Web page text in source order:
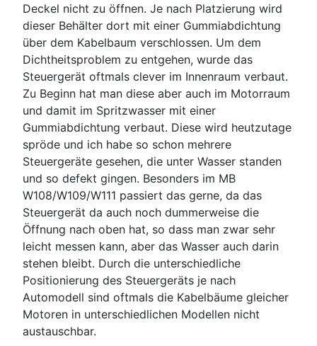
Deckel nicht zu öffnen. Je nach Platzierung wird
dieser Behälter dort mit einer Gummiabdichtung
über dem Kabelbaum verschlossen. Um dem
Dichtheitsproblem zu entgehen, wurde das
Steuergerät oftmals clever im Innenraum verbaut.
Zu Beginn hat man diese aber auch im Motorraum
und damit im Spritzwasser mit einer
Gummiabdichtung verbaut. Diese wird heutzutage
spröde und ich habe so schon mehrere
Steuergeräte gesehen, die unter Wasser standen
und so defekt gingen. Besonders im MB
W108/W109/W111 passiert das gerne, da das
Steuergerät da auch noch dummerweise die
Öffnung nach oben hat, so dass man zwar sehr
leicht messen kann, aber das Wasser auch darin
stehen bleibt. Durch die unterschiedliche
Positionierung des Steuergeräts je nach
Automodell sind oftmals die Kabelbäume gleicher
Motoren in unterschiedlichen Modellen nicht
austauschbar.